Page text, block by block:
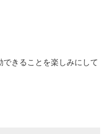
きることを楽しみにして